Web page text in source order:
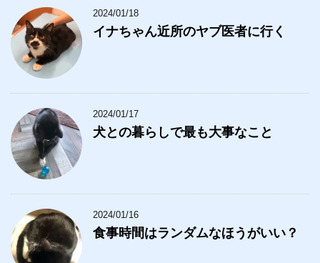
2024/01/18
イナちゃん近所のヤブ医者に行く
2024/01/17
犬との暮らしで最も大事なこと
2024/01/16
食事時間はランダムなほうがいい？